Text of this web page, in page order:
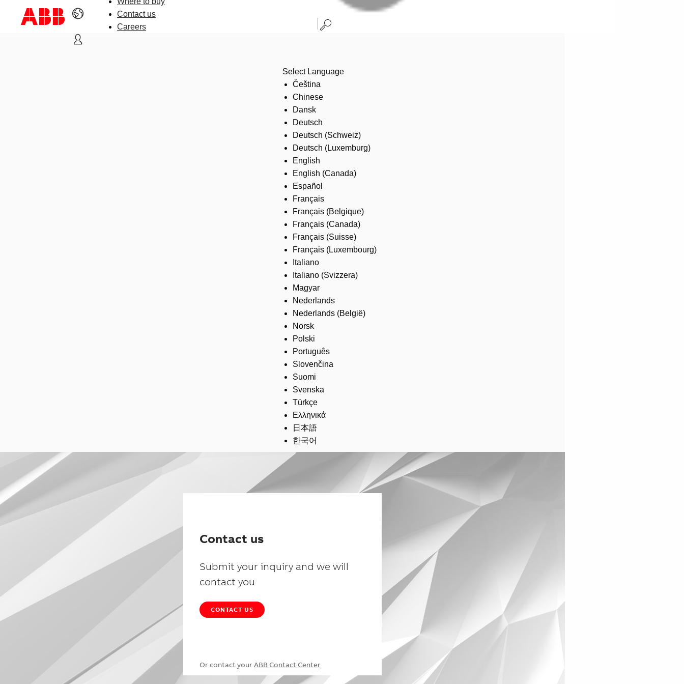
Contact us
Careers
Select Language
Čeština
Chinese
Dansk
Deutsch
Deutsch (Schweiz)
Deutsch (Luxemburg)
English
English (Canada)
Español
Français
Français (Belgique)
Français (Canada)
Français (Suisse)
Français (Luxembourg)
Italiano
Italiano (Svizzera)
Magyar
Nederlands
Nederlands (België)
Norsk
Polski
Português
Slovenčina
Suomi
Svenska
Türkçe
Ελληνικά
日本語
한국어
Contact us
Submit your inquiry and we will
contact you
CONTACT US
Or contact your ABB Contact Center